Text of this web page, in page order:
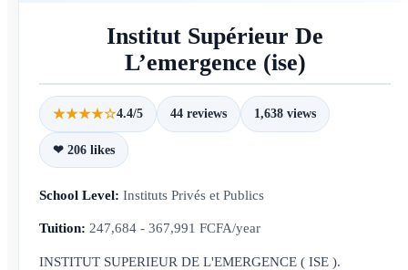
Institut Supérieur De
L’emergence (ise)
★★★★☆4.4/5 44 reviews 1,638 views
❤ 206 likes
School Level: Instituts Privés et Publics
Tuition: 247,684 - 367,991 FCFA/year
INSTITUT SUPERIEUR DE L'EMERGENCE ( ISE ).